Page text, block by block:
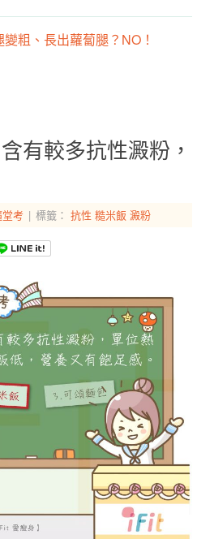
粗、長出蘿蔔腿？NO！
有較多抗性澱粉，
考 標籤： 抗性 糙米飯 澱粉